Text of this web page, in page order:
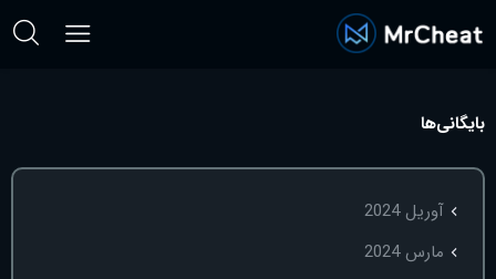
بایگانی‌ها
آوریل 2024
مارس 2024